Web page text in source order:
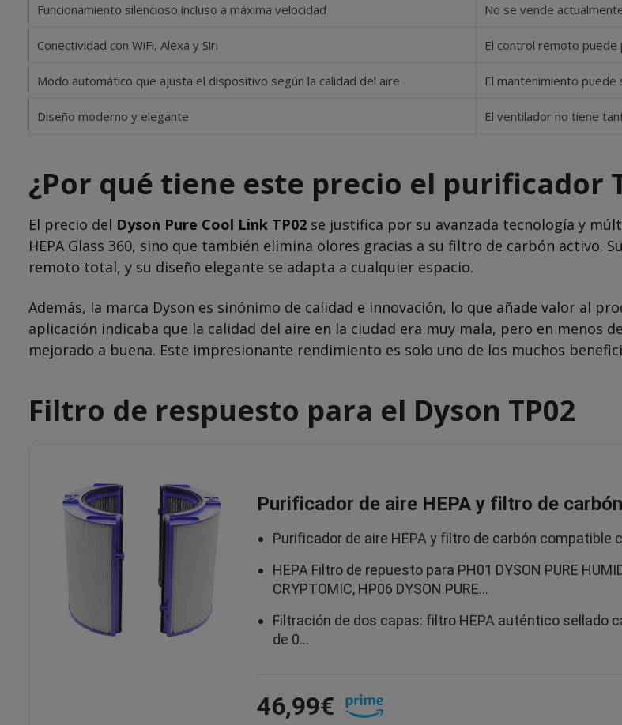
Funcionamiento silencioso incluso a máxima velocidad No se vende
Conectividad con WiFi, Alexa y Siri El control remoto
Modo automático que ajusta el dispositivo según la calidad del aire El mantenimiento puede
Diseño moderno y elegante El ventilador no tiene
¿Por qué tiene este precio el purificador
El precio del Dyson Pure Cool Link TP02 se justifica por su avanzada tecnología y
HEPA Glass 360, sino que también elimina olores gracias a su filtro de carbón activo.
remoto total, y su diseño elegante se adapta a cualquier espacio.
Además, la marca Dyson es sinónimo de calidad e innovación, lo que añade valor al
aplicación indicaba que la calidad del aire en la ciudad era muy mala, pero en menos
mejorado a buena. Este impresionante rendimiento es solo uno de los muchos
Filtro de respuesto para el Dyson TP02
Purificador de aire HEPA y filtro de
Purificador de aire HEPA y filtro de carbón compatible
HEPA Filtro de repuesto para PH01 DYSON PURE
CRYPTOMIC, HP06 DYSON PURE…
Filtración de dos capas: filtro HEPA auténtico sellado
de 0…
46,99€